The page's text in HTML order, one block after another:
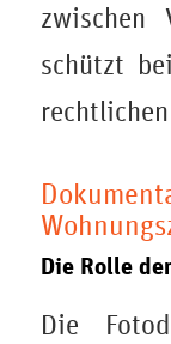
zwischen
schützt
Die Rolle
Die